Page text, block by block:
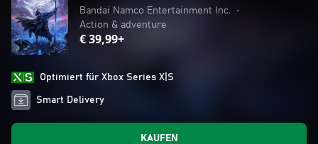
Bandai Namco Entertainment Inc.
•
Action & adventure
€ 39,99+
Optimiert für Xbox Series X|S
Smart Delivery
KAUFEN